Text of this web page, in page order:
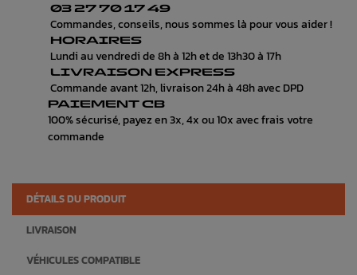
03 27 70 17 49
Commandes, conseils, nous sommes là pour vous aider !
HORAIRES
Lundi au vendredi de 8h à 12h et de 13h30 à 17h
LIVRAISON EXPRESS
Commande avant 12h, livraison 24h à 48h avec DPD
PAIEMENT CB
100% sécurisé, payez en 3x, 4x ou 10x avec frais votre
commande
DÉTAILS DU PRODUIT
LIVRAISON
VÉHICULES COMPATIBLE